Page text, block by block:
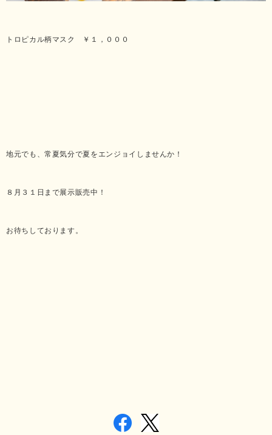
トロピカル柄マスク ￥１，０００
地元でも、常夏気分で夏をエンジョイしませんか！
８月３１日まで展示販売中！
お待ちしております。